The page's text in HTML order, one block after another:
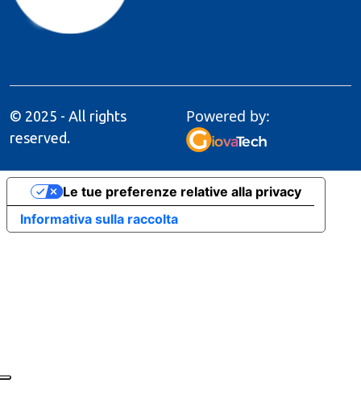
© 2025 - All rights
reserved.
Powered by:
Informativa sulla raccolta
Le tue preferenze relative alla privacy